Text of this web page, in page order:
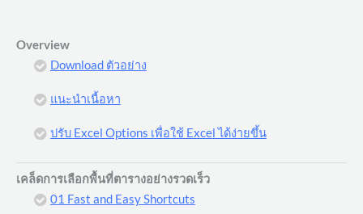
Overview
Download ตัวอย่าง
แนะนำเนื้อหา
ปรับ Excel Options เพื่อใช้ Excel ได้ง่ายขึ้น
เคล็ดการเลือกพื้นที่ตารางอย่างรวดเร็ว
01 Fast and Easy Shortcuts